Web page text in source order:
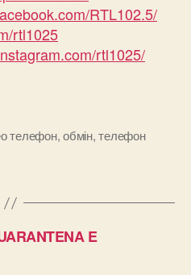
RTL102.5/
rtl1025
rtl1025/
телефон,обмін,телефон
E